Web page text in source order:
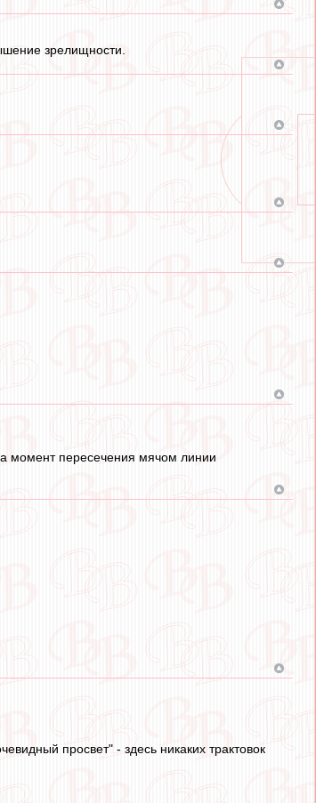
зрелищности.
момент пересечения мячом линии
просвет" - здесь никаких трактовок